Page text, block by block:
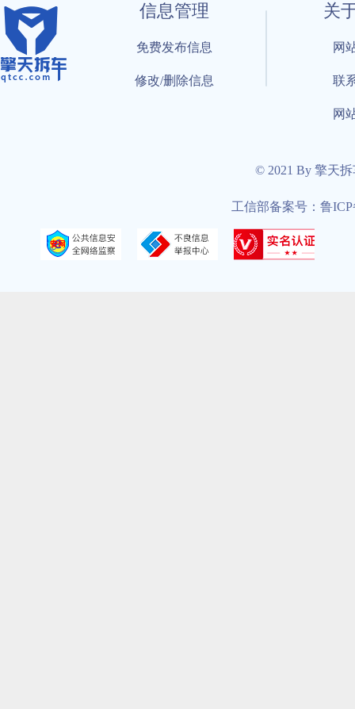
信息管理
免费发布信息
修改/删除信息
关
网
联
网
© 2021 By 擎天
工信部备案号：鲁